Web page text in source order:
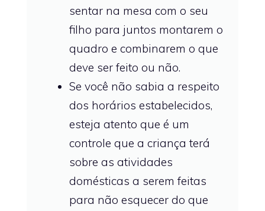
sentar na mesa com o seu
filho para juntos montarem o
quadro e combinarem o que
deve ser feito ou não.
Se você não sabia a respeito
dos horários estabelecidos,
esteja atento que é um
controle que a criança terá
sobre as atividades
domésticas a serem feitas
para não esquecer do que